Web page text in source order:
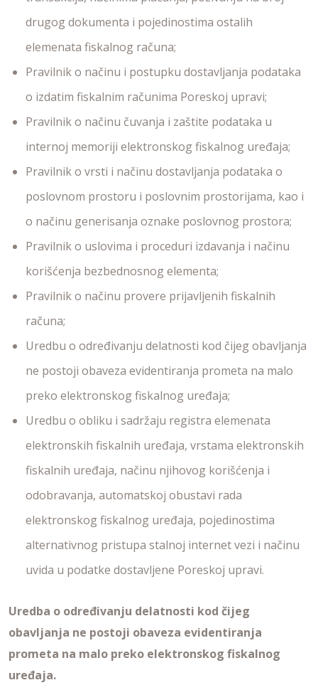
drugog dokumenta i pojedinostima ostalih
elemenata fiskalnog računa;
Pravilnik o načinu i postupku dostavljanja podataka
o izdatim fiskalnim računima Poreskoj upravi;
Pravilnik o načinu čuvanja i zaštite podataka u
internoj memoriji elektronskog fiskalnog uređaja;
Pravilnik o vrsti i načinu dostavljanja podataka o
poslovnom prostoru i poslovnim prostorijama, kao i
o načinu generisanja oznake poslovnog prostora;
Pravilnik o uslovima i proceduri izdavanja i načinu
korišćenja bezbednosnog elementa;
Pravilnik o načinu provere prijavljenih fiskalnih
računa;
Uredbu o određivanju delatnosti kod čijeg obavljanja
ne postoji obaveza evidentiranja prometa na malo
preko elektronskog fiskalnog uređaja;
Uredbu o obliku i sadržaju registra elemenata
elektronskih fiskalnih uređaja, vrstama elektronskih
fiskalnih uređaja, načinu njihovog korišćenja i
odobravanja, automatskoj obustavi rada
elektronskog fiskalnog uređaja, pojedinostima
alternativnog pristupa stalnoj internet vezi i načinu
uvida u podatke dostavljene Poreskoj upravi.
Uredba o određivanju delatnosti kod čijeg
obavljanja ne postoji obaveza evidentiranja
prometa na malo preko elektronskog fiskalnog
uređaja.